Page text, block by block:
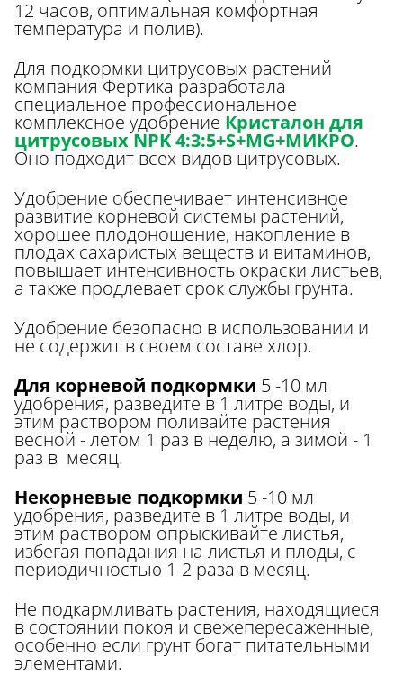
12 часов, оптимальная комфортная
температура и полив).
Для подкормки цитрусовых растений
компания Фертика разработала
специальное профессиональное
комплексное удобрение Кристалон для
цитрусовых NPK 4:3:5+S+MG+МИКРО.
Оно подходит всех видов цитрусовых.
Удобрение обеспечивает интенсивное
развитие корневой системы растений,
хорошее плодоношение, накопление в
плодах сахаристых веществ и витаминов,
повышает интенсивность окраски листьев,
а также продлевает срок службы грунта.
Удобрение безопасно в использовании и
не содержит в своем составе хлор.
Для корневой подкормки 5 -10 мл
удобрения, разведите в 1 литре воды, и
этим раствором поливайте растения
весной - летом 1 раз в неделю, а зимой - 1
раз в месяц.
Некорневые подкормки 5 -10 мл
удобрения, разведите в 1 литре воды, и
этим раствором опрыскивайте листья,
избегая попадания на листья и плоды, с
периодичностью 1-2 раза в месяц.
Не подкармливать растения, находящиеся
в состоянии покоя и свежепересаженные,
особенно если грунт богат питательными
элементами.